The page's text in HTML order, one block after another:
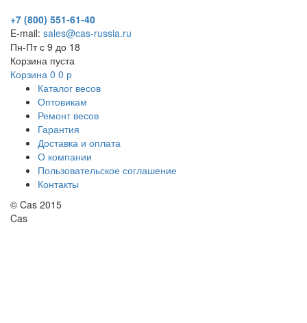
+7 (800) 551-61-40
E-mail: sales@cas-russia.ru
Пн-Пт с 9 до 18
Корзина пуста
Корзина 0 0 р
Каталог весов
Оптовикам
Ремонт весов
Гарантия
Доставка и оплата
О компании
Пользовательское соглашение
Контакты
© Cas 2015
Cas